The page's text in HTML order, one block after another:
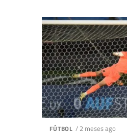
FÚTBOL / 2 meses ago